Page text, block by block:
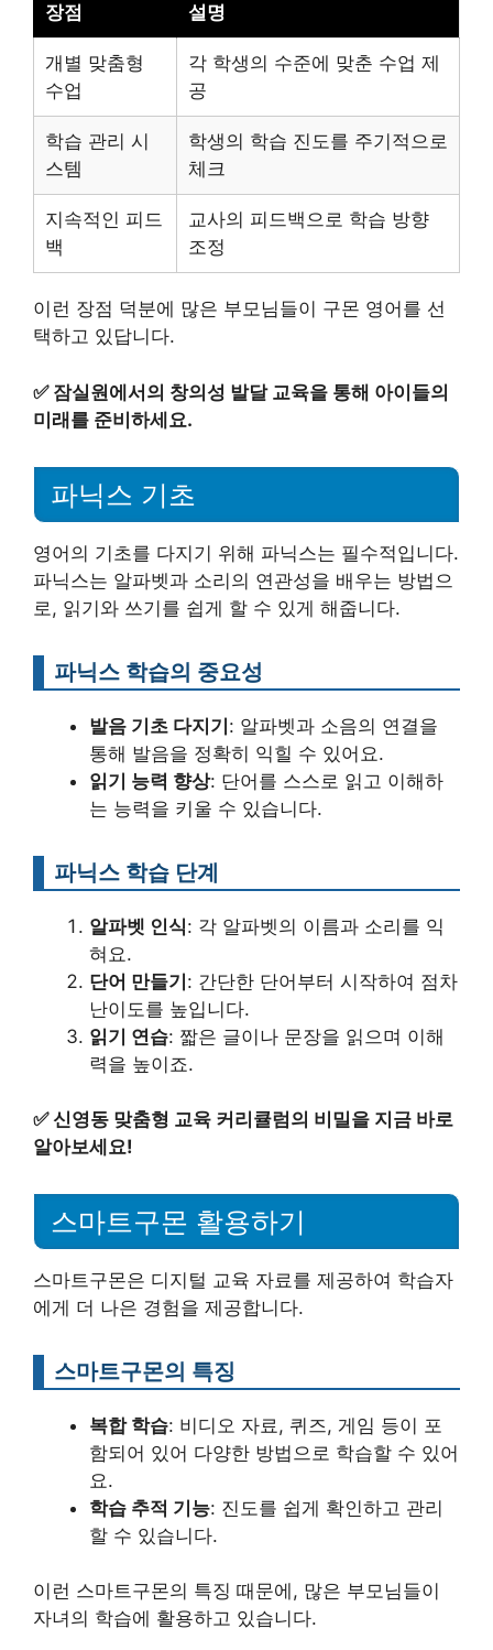
장점 설명
개별 맞춤형
수업
각 학생의 수준에 맞춘 수업 제
공
학습 관리 시
스템
학생의 학습 진도를 주기적으로
체크
지속적인 피드
백
교사의 피드백으로 학습 방향
조정
이런 장점 덕분에 많은 부모님들이 구몬 영어를 선
택하고 있답니다.
✅ 잠실원에서의 창의성 발달 교육을 통해 아이들의
미래를 준비하세요.
파닉스 기초
영어의 기초를 다지기 위해 파닉스는 필수적입니다.
파닉스는 알파벳과 소리의 연관성을 배우는 방법으
로, 읽기와 쓰기를 쉽게 할 수 있게 해줍니다.
파닉스 학습의 중요성
발음 기초 다지기: 알파벳과 소음의 연결을
통해 발음을 정확히 익힐 수 있어요.
읽기 능력 향상: 단어를 스스로 읽고 이해하
는 능력을 키울 수 있습니다.
파닉스 학습 단계
알파벳 인식: 각 알파벳의 이름과 소리를 익
혀요.
단어 만들기: 간단한 단어부터 시작하여 점차
난이도를 높입니다.
읽기 연습: 짧은 글이나 문장을 읽으며 이해
력을 높이죠.
✅신영동 맞춤형 교육 커리큘럼의 비밀을 지금 바로
알아보세요!
스마트구몬 활용하기
스마트구몬은 디지털 교육 자료를 제공하여 학습자
에게 더 나은 경험을 제공합니다.
스마트구몬의 특징
복합 학습: 비디오 자료, 퀴즈, 게임 등이 포
함되어 있어 다양한 방법으로 학습할 수 있어
요.
학습 추적 기능: 진도를 쉽게 확인하고 관리
할 수 있습니다.
이런 스마트구몬의 특징 때문에, 많은 부모님들이
자녀의 학습에 활용하고 있습니다.